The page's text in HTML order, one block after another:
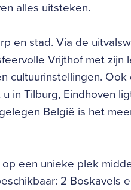
alles uitsteken.
en stad. Via de
Vrijthof met zijn
cultuurinstellingen.
in Tilburg, Eindhoven
België is het
een unieke plek
2 Boskavels